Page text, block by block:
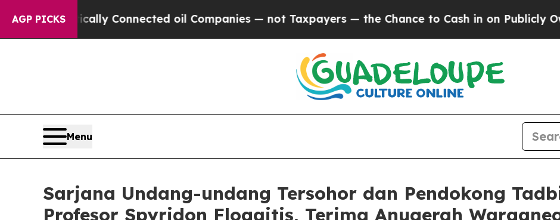
AGP PICKS
Politically Connected oil Companies — not Taxpayers — the Chance to Cash in on Publicly Owned oil
Menu
Sarjana Undang-undang Tersohor dan Pendokong
Profesor Spyridon Flogaitis, Terima Anugerah